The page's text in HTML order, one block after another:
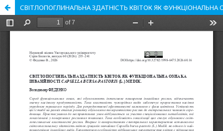
СВІТЛОПОГЛИНАЛЬНА ЗДАТНІСТЬ КВІТОК ЯК ФУНКЦІОНАЛЬНА